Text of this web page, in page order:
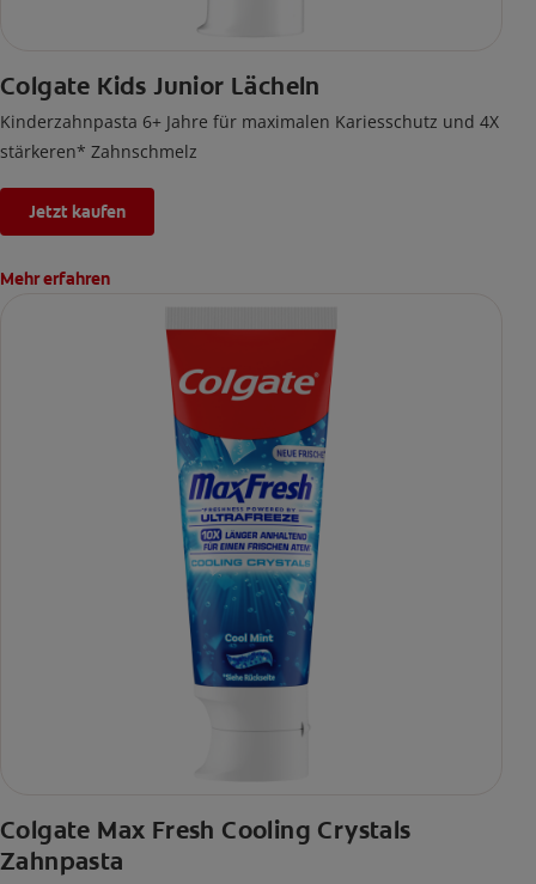
Colgate Kids Junior Lächeln
Kinderzahnpasta 6+ Jahre für maximalen Kariesschutz und 4X
stärkeren* Zahnschmelz
Jetzt kaufen
Mehr erfahren
Colgate Max Fresh Cooling Crystals
Zahnpasta